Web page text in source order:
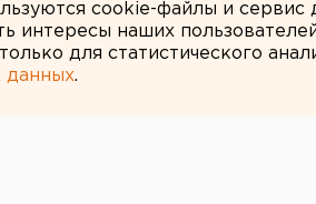
cookie-файлы и
интересы наших
для статистического
данных.